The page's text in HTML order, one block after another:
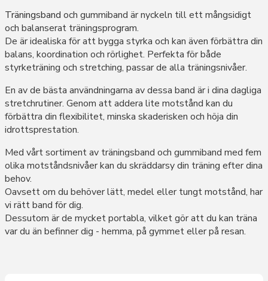
Träningsband och gummiband är nyckeln till ett mångsidigt
och balanserat träningsprogram.
De är idealiska för att bygga styrka och kan även förbättra din
balans, koordination och rörlighet. Perfekta för både
styrketräning och stretching, passar de alla träningsnivåer.
En av de bästa användningarna av dessa band är i dina dagliga
stretchrutiner. Genom att addera lite motstånd kan du
förbättra din flexibilitet, minska skaderisken och höja din
idrottsprestation.
Med vårt sortiment av träningsband och gummiband med fem
olika motståndsnivåer kan du skräddarsy din träning efter dina
behov.
Oavsett om du behöver lätt, medel eller tungt motstånd, har
vi rätt band för dig.
Dessutom är de mycket portabla, vilket gör att du kan träna
var du än befinner dig - hemma, på gymmet eller på resan.